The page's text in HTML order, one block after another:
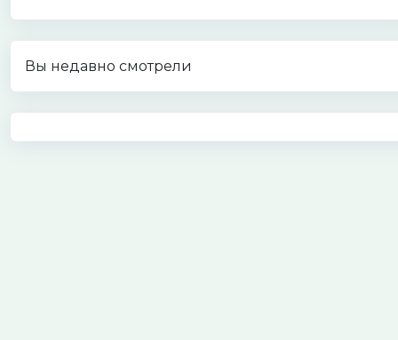
Вы недавно смотрели